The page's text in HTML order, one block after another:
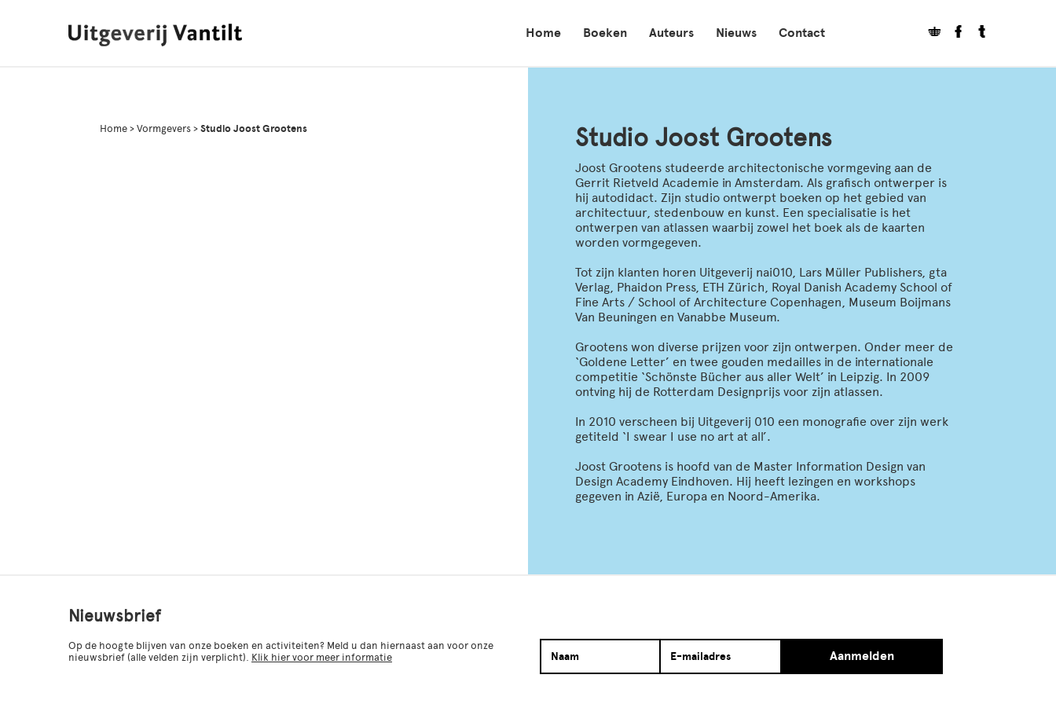
Home Boeken Auteurs Nieuws Contact
Home > Vormgevers > Studio Joost Grootens Studio Joost Grootens
Joost Grootens studeerde architectonische vormgeving aan de
Gerrit Rietveld Academie in Amsterdam. Als grafisch ontwerper is
hij autodidact. Zijn studio ontwerpt boeken op het gebied van
architectuur, stedenbouw en kunst. Een specialisatie is het
ontwerpen van atlassen waarbij zowel het boek als de kaarten
worden vormgegeven.
Tot zijn klanten horen Uitgeverij nai010, Lars Müller Publishers, gta
Verlag, Phaidon Press, ETH Zürich, Royal Danish Academy School of
Fine Arts / School of Architecture Copenhagen, Museum Boijmans
Van Beuningen en Vanabbe Museum.
Grootens won diverse prijzen voor zijn ontwerpen. Onder meer de
‘Goldene Letter’ en twee gouden medailles in de internationale
competitie ‘Schönste Bücher aus aller Welt’ in Leipzig. In 2009
ontving hij de Rotterdam Designprijs voor zijn atlassen.
In 2010 verscheen bij Uitgeverij 010 een monografie over zijn werk
getiteld ‘I swear I use no art at all’.
Joost Grootens is hoofd van de Master Information Design van
Design Academy Eindhoven. Hij heeft lezingen en workshops
gegeven in Azië, Europa en Noord-Amerika.
Nieuwsbrief
Op de hoogte blijven van onze boeken en activiteiten? Meld u dan hiernaast aan voor onze
nieuwsbrief (alle velden zijn verplicht). Klik hier voor meer informatie Aanmelden